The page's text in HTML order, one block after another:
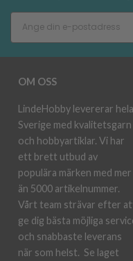
OM OSS
LindeHobby levererar hela
Sverige med kvalitetsgarn
och hobbyartiklar. Vi har
ett brett utbud av
populära märken med mer
än 5000 artikelnummer.
Vårt team strävar efter
ge dig bästa möjliga
och snabbaste leverans
när som helst. Se laget